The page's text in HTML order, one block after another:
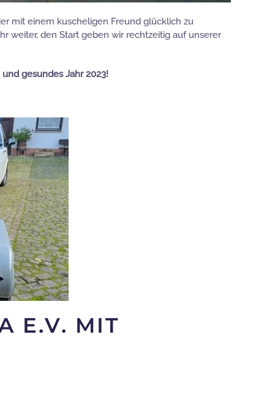
mit einem kuscheligen Freund glücklich zu
weiter, den Start geben wir rechtzeitig auf unserer
gesundes Jahr 2023!
E.V. MIT